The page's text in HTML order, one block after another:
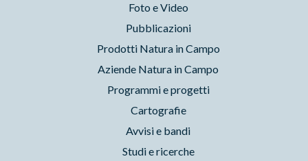
Foto e Video
Pubblicazioni
Prodotti Natura in Campo
Aziende Natura in Campo
Programmi e progetti
Cartografie
Avvisi e bandi
Studi e ricerche